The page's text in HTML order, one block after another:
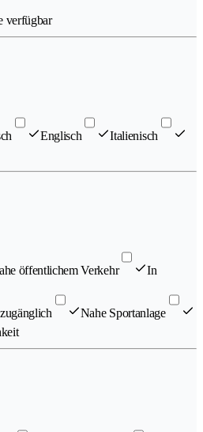
verfügbar
Englisch
Italienisch
öffentlichem Verkehr In
Nahe Sportanlage